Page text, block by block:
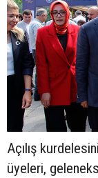
Açılış
üyeleri,